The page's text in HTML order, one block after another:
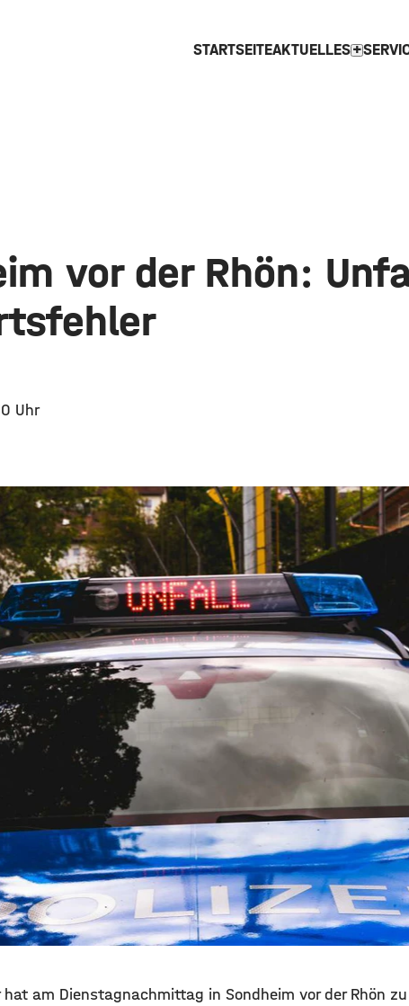
STARTSEITEAKTUELLESexpand_more
vor der Rhön:
Uhr
am Dienstagnachmittag in Sondheim vor der Rhön